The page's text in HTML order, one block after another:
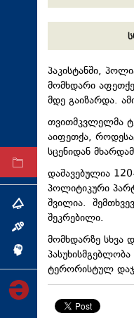
სპორტი
ტექნოლოგიები
ტაბლოიდი
თემა
ინქვიზიცია
პაკისტანში,
მომხდარი
მდე გაიზარდა.
თვითმკვლელმა
აიფეთქა,
სცენიდან
დაშავებულია
პოლიტიკური
შვილია.
შეკრებილი.
მომხდარზე სხვა
ტერორისტულ